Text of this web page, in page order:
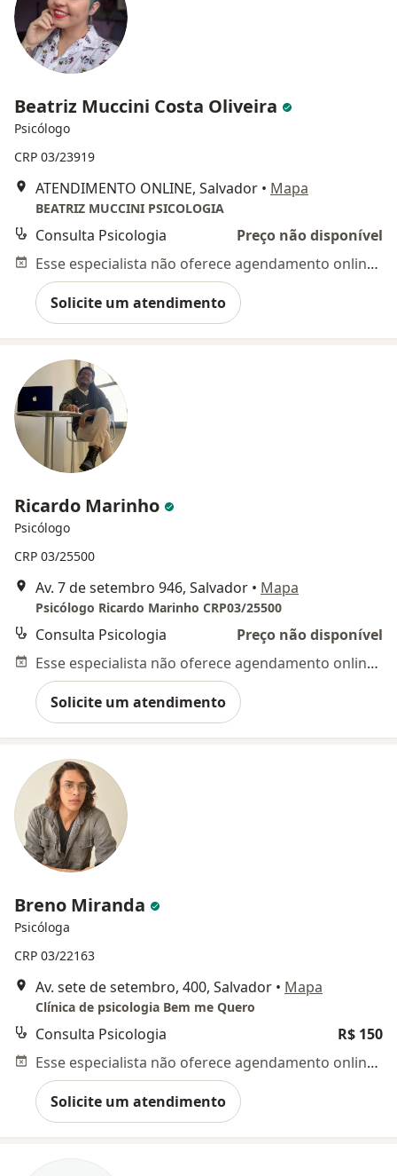
Beatriz Muccini Costa Oliveira
Psicólogo
CRP 03/23919
ATENDIMENTO ONLINE, Salvador • Mapa
BEATRIZ MUCCINI PSICOLOGIA
Consulta Psicologia
Preço não disponível
Esse especialista não oferece agendamento online para esse endereço.
Solicite um atendimento
Ricardo Marinho
Psicólogo
CRP 03/25500
Av. 7 de setembro 946, Salvador • Mapa
Psicólogo Ricardo Marinho CRP03/25500
Consulta Psicologia
Preço não disponível
Esse especialista não oferece agendamento online para esse endereço.
Solicite um atendimento
Breno Miranda
Psicóloga
CRP 03/22163
Av. sete de setembro, 400, Salvador • Mapa
Clínica de psicologia Bem me Quero
Consulta Psicologia
R$ 150
Esse especialista não oferece agendamento online para esse endereço.
Solicite um atendimento